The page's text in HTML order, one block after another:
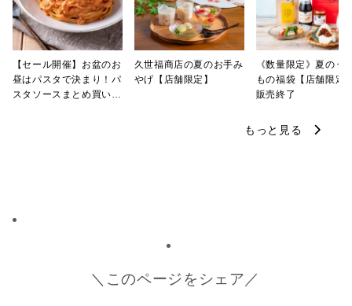
【セール開催】お盆のお
昼はパスタで決まり！パ
スタソースまとめ買い
久世福商店の夏のお手み
やげ【店舗限定】
《数量限定》夏のう
もの福袋【店舗限定
販売終了
もっと見る
＼このページをシェア／